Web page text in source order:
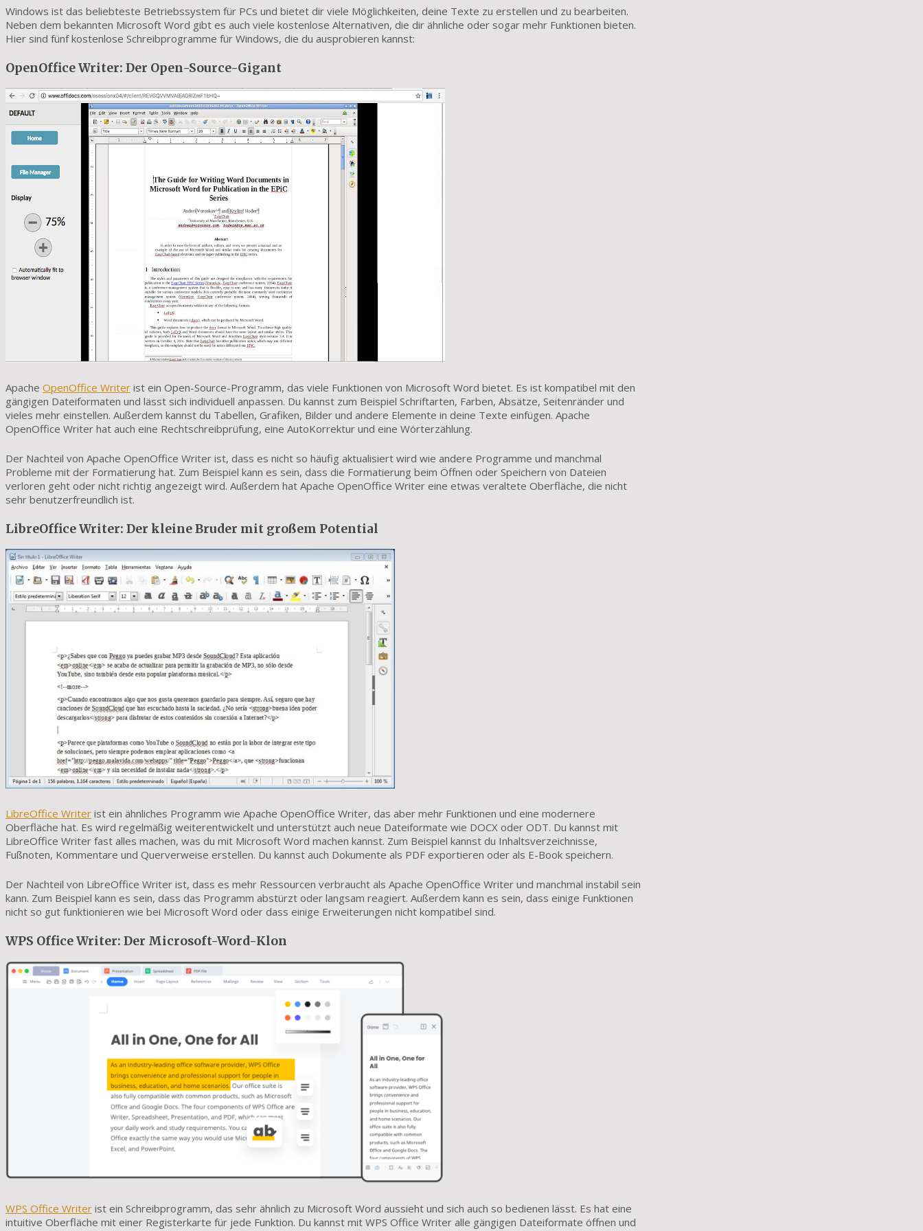
Windows ist das beliebteste Betriebssystem für PCs und bietet dir viele Möglichkeiten, deine Texte zu erstellen und zu bearbeiten.
Neben dem bekannten Microsoft Word gibt es auch viele kostenlose Alternativen, die dir ähnliche oder sogar mehr Funktionen bieten.
Hier sind fünf kostenlose Schreibprogramme für Windows, die du ausprobieren kannst:
OpenOffice Writer: Der Open-Source-Gigant
Apache OpenOffice Writer ist ein Open-Source-Programm, das viele Funktionen von Microsoft Word bietet. Es ist kompatibel mit den
gängigen Dateiformaten und lässt sich individuell anpassen. Du kannst zum Beispiel Schriftarten, Farben, Absätze, Seitenränder und
vieles mehr einstellen. Außerdem kannst du Tabellen, Grafiken, Bilder und andere Elemente in deine Texte einfügen. Apache
OpenOffice Writer hat auch eine Rechtschreibprüfung, eine AutoKorrektur und eine Wörterzählung.
Der Nachteil von Apache OpenOffice Writer ist, dass es nicht so häufig aktualisiert wird wie andere Programme und manchmal
Probleme mit der Formatierung hat. Zum Beispiel kann es sein, dass die Formatierung beim Öffnen oder Speichern von Dateien
verloren geht oder nicht richtig angezeigt wird. Außerdem hat Apache OpenOffice Writer eine etwas veraltete Oberfläche, die nicht
sehr benutzerfreundlich ist.
LibreOffice Writer: Der kleine Bruder mit großem Potential
LibreOffice Writer ist ein ähnliches Programm wie Apache OpenOffice Writer, das aber mehr Funktionen und eine modernere
Oberfläche hat. Es wird regelmäßig weiterentwickelt und unterstützt auch neue Dateiformate wie DOCX oder ODT. Du kannst mit
LibreOffice Writer fast alles machen, was du mit Microsoft Word machen kannst. Zum Beispiel kannst du Inhaltsverzeichnisse,
Fußnoten, Kommentare und Querverweise erstellen. Du kannst auch Dokumente als PDF exportieren oder als E-Book speichern.
Der Nachteil von LibreOffice Writer ist, dass es mehr Ressourcen verbraucht als Apache OpenOffice Writer und manchmal instabil sein
kann. Zum Beispiel kann es sein, dass das Programm abstürzt oder langsam reagiert. Außerdem kann es sein, dass einige Funktionen
nicht so gut funktionieren wie bei Microsoft Word oder dass einige Erweiterungen nicht kompatibel sind.
WPS Office Writer: Der Microsoft-Word-Klon
WPS Office Writer ist ein Schreibprogramm, das sehr ähnlich zu Microsoft Word aussieht und sich auch so bedienen lässt. Es hat eine
intuitive Oberfläche mit einer Registerkarte für jede Funktion. Du kannst mit WPS Office Writer alle gängigen Dateiformate öffnen und